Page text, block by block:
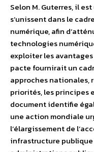
Selon M. Guterres, il
s’unissent dans le
numérique, afin
technologies
exploiter les
pacte fournirait un
approches nationales,
priorités, les principes
document identifie
une action mondiale
l’élargissement de
infrastructure